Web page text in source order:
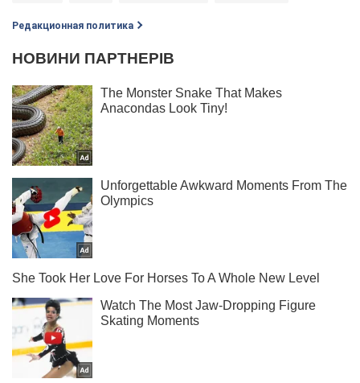
Редакционная политика